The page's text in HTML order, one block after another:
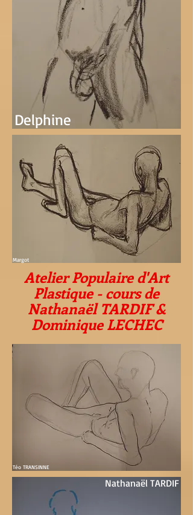
Atelier Populaire d'Art
Plastique - cours de
Nathanaël TARDIF &
Dominique LECHEC
Téo TRANSINNE
Nathanaël TARDIF
Margot
Delphine